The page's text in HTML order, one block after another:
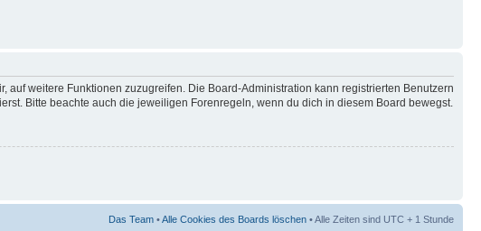
weitere Funktionen zuzugreifen. Die Board-Administration kann registrierten Benutzern
Bitte beachte auch die jeweiligen Forenregeln, wenn du dich in diesem Board bewegst.
Das Team •Alle Cookies des Boards löschen • Alle Zeiten sind UTC + 1 Stunde